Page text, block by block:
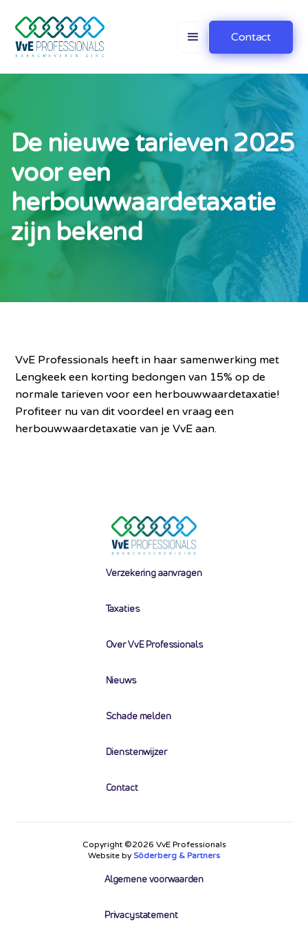
Contact
De nieuwe tarieven 2025
voor een
herbouwwaardetaxatie
zijn bekend
VvE Professionals heeft in haar samenwerking met
Lengkeek een korting bedongen van 15% op de
normale tarieven voor een herbouwwaardetaxatie!
Profiteer nu van dit voordeel en vraag een
herbouwwaardetaxatie van je VvE aan.
Verzekering aanvragen
Taxaties
Over VvE Professionals
Nieuws
Schade melden
Dienstenwijzer
Contact
Copyright ©2026 VvE Professionals
Website by Söderberg & Partners
Algemene voorwaarden
Privacystatement